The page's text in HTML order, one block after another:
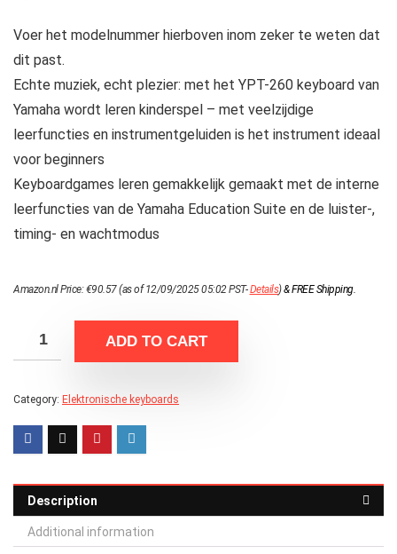
Voer het modelnummer hierboven inom zeker te weten dat
dit past.
Echte muziek, echt plezier: met het YPT-260 keyboard van
Yamaha wordt leren kinderspel – met veelzijdige
leerfuncties en instrumentgeluiden is het instrument ideaal
voor beginners
Keyboardgames leren gemakkelijk gemaakt met de interne
leerfuncties van de Yamaha Education Suite en de luister-,
timing- en wachtmodus
Amazon.nl Price:€90.57(as of 12/09/2025 05:02 PST-Details)&FREE Shipping.
ADD TO CART
Category: Elektronische keyboards
Description
Additional information